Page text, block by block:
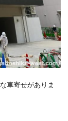
車寄せがありま